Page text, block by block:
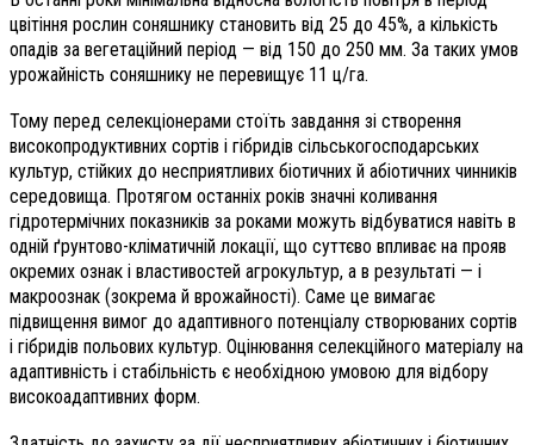
цвітіння рослин соняшнику становить від 25 до 45%, а кількість
опадів за вегетаційний період — від 150 до 250 мм. За таких умов
урожайність соняшнику не перевищує 11 ц/га.
Тому перед селекціонерами стоїть завдання зі створення
високопродуктивних сортів і гібридів сільськогосподарських
культур, стійких до несприятливих біотичних й абіотичних чинників
середовища. Протягом останніх років значні коливання
гідротермічних показників за роками можуть відбуватися навіть в
одній ґрунтово-кліматичній локації, що суттєво впливає на прояв
окремих ознак і властивостей агрокультур, а в результаті — і
макроознак (зокрема й врожайності). Саме це вимагає
підвищення вимог до адаптивного потенціалу створюваних сортів
і гібридів польових культур. Оцінювання селекційного матеріалу на
адаптивність і стабільність є необхідною умовою для відбору
високоадаптивних форм.